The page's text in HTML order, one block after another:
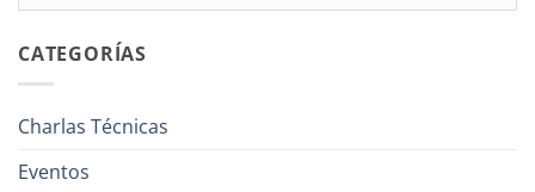
CATEGORÍAS
Charlas Técnicas
Eventos